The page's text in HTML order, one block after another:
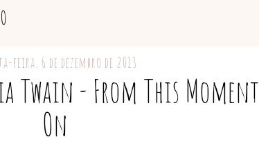
feira, 6 de dezembro de 2013
Twain - From This Moment
On